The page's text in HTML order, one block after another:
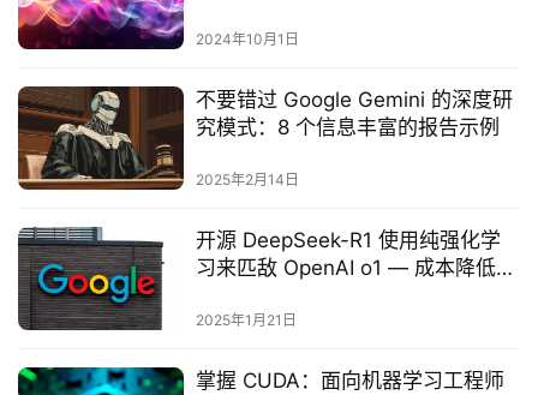
2024年10月1日
不要错过 Google Gemini 的深度研
究模式：8 个信息丰富的报告示例
2025年2月14日
开源 DeepSeek-R1 使用纯强化学
习来匹敌 OpenAI o1 — 成本降低
2025年1月21日
掌握 CUDA：面向机器学习工程师